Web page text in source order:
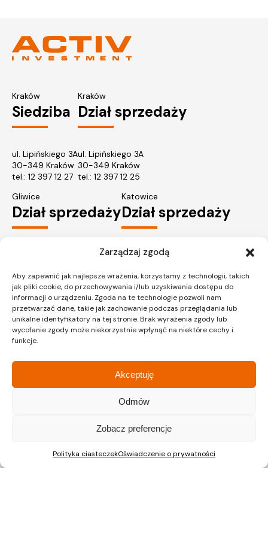
Zarządzaj zgodą
Aby zapewnić jak najlepsze wrażenia, korzystamy z technologii, takich
jak pliki cookie, do przechowywania i/lub uzyskiwania dostępu do
informacji o urządzeniu. Zgoda na te technologie pozwoli nam
przetwarzać dane, takie jak zachowanie podczas przeglądania lub
unikalne identyfikatory na tej stronie. Brak wyrażenia zgody lub
wycofanie zgody może niekorzystnie wpłynąć na niektóre cechy i
funkcje.
Akceptuję
Odmów
Zobacz preferencje
Polityka ciasteczekOświadczenie o prywatności
Kraków
Siedziba
ul. Lipińskiego 3A
30-349 Kraków
tel.: 12 397 12 27
Kraków
Dział sprzedaży
ul. Lipińskiego 3A
30-349 Kraków
tel.: 12 397 12 25
Gliwice
Dział sprzedaży
tel.: 32 745 31 67
Katowice
Dział sprzedaży
ul. Chorzowska 216/A
tel.: 32 745 31 67
Warszawa
Dział sprzedaży
03-188 Warszawa
Mieszkania na sprzedaż Kraków